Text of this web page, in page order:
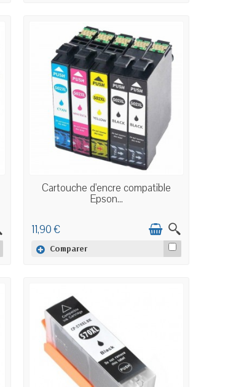
EN STOCK
Cartouche d'encre compatible
Epson...
11,90 €
Comparer